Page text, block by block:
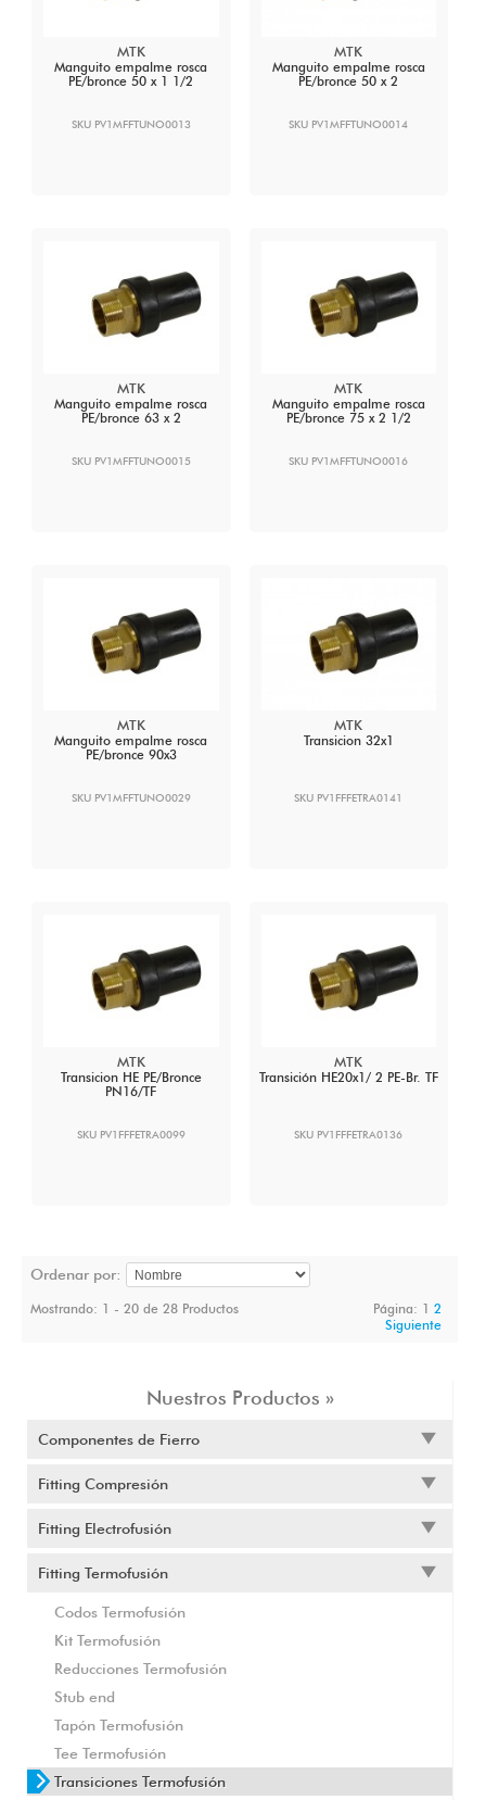
Nuestros Productos »
Componentes de Fierro
Fitting Compresión
Fitting Electrofusión
Fitting Termofusión
Codos Termofusión
Kit Termofusión
Reducciones Termofusión
Stub end
Tapón Termofusión
Tee Termofusión
Transiciones Termofusión
MTK
Manguito empalme rosca
PE/bronce 50 x 1 1/2
SKU PV1MFFTUNO0013
MTK
Manguito empalme rosca
PE/bronce 50 x 2
SKU PV1MFFTUNO0014
MTK
Manguito empalme rosca
PE/bronce 63 x 2
SKU PV1MFFTUNO0015
MTK
Manguito empalme rosca
PE/bronce 75 x 2 1/2
SKU PV1MFFTUNO0016
MTK
Manguito empalme rosca
PE/bronce 90x3
SKU PV1MFFTUNO0029
MTK
Transicion 32x1
SKU PV1FFFETRA0141
MTK
Transicion HE PE/Bronce
PN16/TF
SKU PV1FFFETRA0099
MTK
Transición HE20x1/ 2 PE-Br. TF
SKU PV1FFFETRA0136
Ordenar por:
Mostrando: 1 - 20 de 28 Productos Página: 12
Siguiente